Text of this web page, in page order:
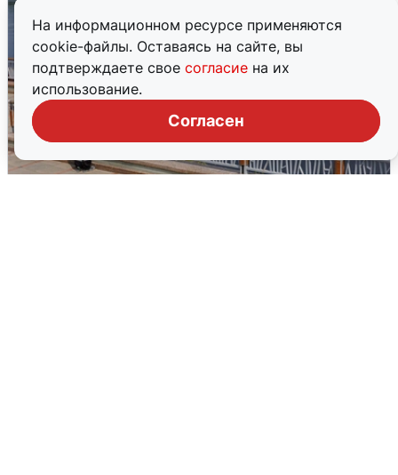
На информационном ресурсе применяются
cookie-файлы. Оставаясь на сайте, вы
подтверждаете свое согласие на их
использование.
Согласен